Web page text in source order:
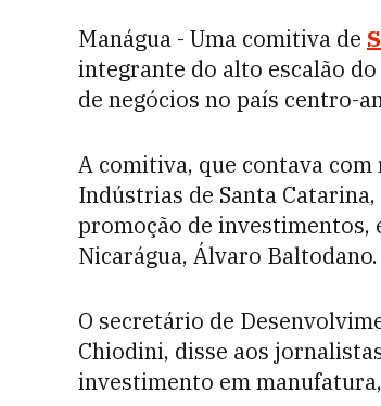
Manágua - Uma comitiva de
integrante do alto escalão
de negócios no país centro-
A comitiva, que contava
Indústrias de Santa
promoção de
Nicarágua, Álvaro Baltodano.
O secretário de
Chiodini, disse aos
investimento em